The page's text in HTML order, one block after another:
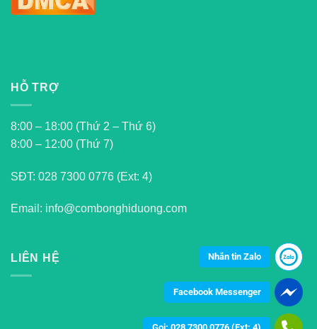
HỖ TRỢ
8:00 – 18:00 (Thứ 2 – Thứ 6)
8:00 – 12:00 (Thứ 7)
SĐT: 028 7300 0776 (Ext: 4)
Email: info@combonghiduong.com
LIÊN HỆ Nhắn tin Zalo
Facebook Messenger